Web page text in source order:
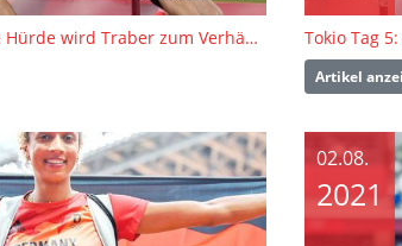
Tokio Tag 5: Siebte Hürde wird Traber zum Verhängnis
Artikel
02.08.
2021